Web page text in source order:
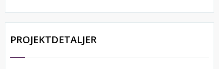
PROJEKTDETALJER